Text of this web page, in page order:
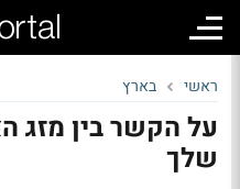
ראשי בארץ
על הקשר בין מזג
שלך